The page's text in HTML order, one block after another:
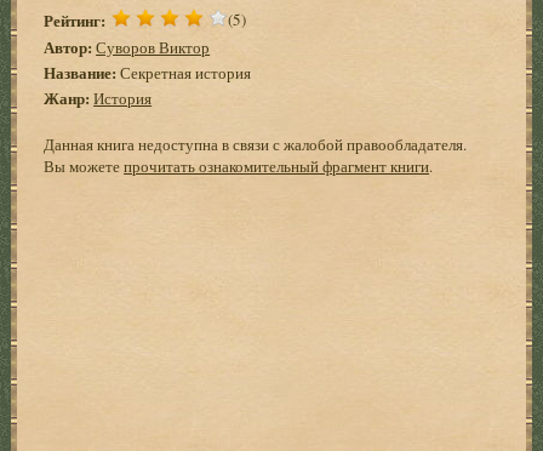
Рейтинг: (5)
Автор: Суворов Виктор
Название: Секретная история
Жанр: История
Данная книга недоступна в связи с жалобой правообладателя.
Вы можетепрочитать ознакомительный фрагмент книги.